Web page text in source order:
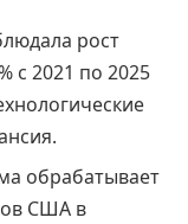
рост
с 2021 по 2025
обрабатывает
США в